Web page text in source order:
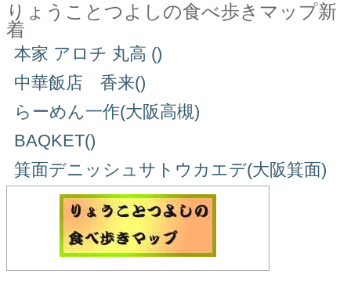
りょうことつよしの食べ歩きマップ新
着
本家 アロチ 丸高 ()
中華飯店 香来()
らーめん一作(大阪高槻)
BAQKET()
箕面デニッシュサトウカエデ(大阪箕面)